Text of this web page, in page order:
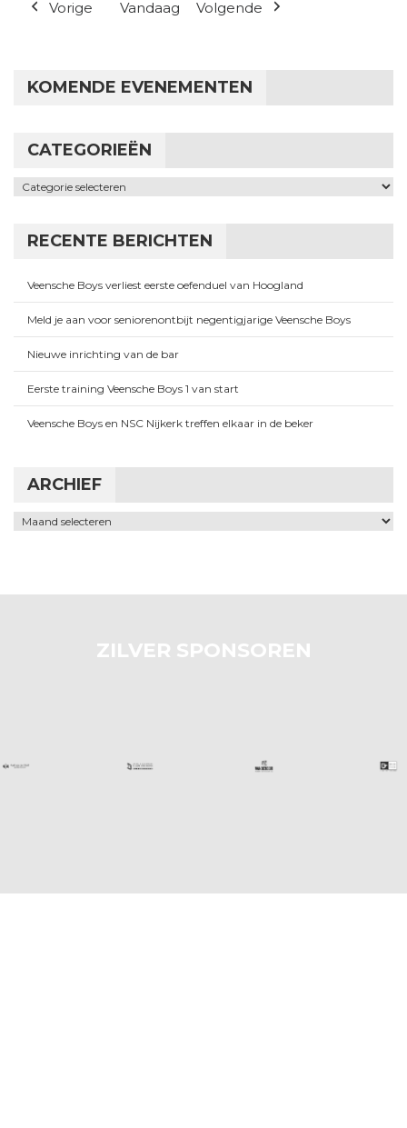
Vorige Vandaag Volgende
KOMENDE EVENEMENTEN
CATEGORIEËN
Categorieën
RECENTE BERICHTEN
Veensche Boys verliest eerste oefenduel van Hoogland
Meld je aan voor seniorenontbijt negentigjarige Veensche Boys
Nieuwe inrichting van de bar
Eerste training Veensche Boys 1 van start
Veensche Boys en NSC Nijkerk treffen elkaar in de beker
ARCHIEF
Archief
ZILVER SPONSOREN